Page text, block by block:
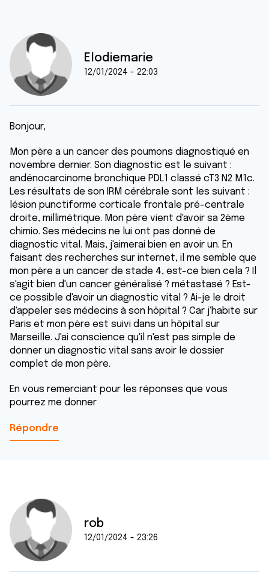
Elodiemarie
12/01/2024 - 22:03
Bonjour,
Mon père a un cancer des poumons diagnostiqué en
novembre dernier. Son diagnostic est le suivant :
andénocarcinome bronchique PDL1 classé cT3 N2 M1c.
Les résultats de son IRM cérébrale sont les suivant :
lésion punctiforme corticale frontale pré-centrale
droite, millimétrique. Mon père vient d'avoir sa 2ème
chimio. Ses médecins ne lui ont pas donné de
diagnostic vital. Mais, j'aimerai bien en avoir un. En
faisant des recherches sur internet, il me semble que
mon père a un cancer de stade 4, est-ce bien cela ? Il
s'agit bien d'un cancer généralisé ? métastasé ? Est-
ce possible d'avoir un diagnostic vital ? Ai-je le droit
d'appeler ses médecins à son hôpital ? Car j'habite sur
Paris et mon père est suivi dans un hôpital sur
Marseille. J'ai conscience qu'il n'est pas simple de
donner un diagnostic vital sans avoir le dossier
complet de mon père.
En vous remerciant pour les réponses que vous
pourrez me donner
Répondre
rob
12/01/2024 - 23:26